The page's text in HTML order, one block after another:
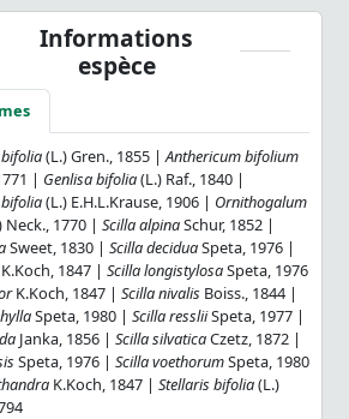
Informations
espèce
(L.) Gren., 1855 |Anthericum bifolium
| Genlisa bifolia(L.) Raf., 1840 |
(L.) E.H.L.Krause, 1906 | Ornithogalum
Neck., 1770 | Scilla alpinaSchur, 1852 |
Sweet, 1830 | Scilla deciduaSpeta, 1976 |
K.Koch, 1847 | Scilla longistylosaSpeta, 1976
K.Koch, 1847 | Scilla nivalis Boiss., 1844 |
Speta, 1980 | Scilla ressliiSpeta, 1977 |
Janka, 1856 | Scilla silvaticaCzetz, 1872 |
Speta, 1976 | Scilla voethorumSpeta, 1980
K.Koch, 1847 | Stellaris bifolia(L.)